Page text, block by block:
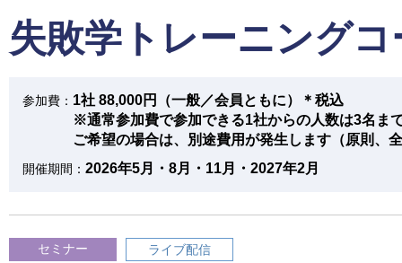
失敗学トレーニングコ
参加費： 1社 88,000円（一般／会員ともに）＊税込
※通常参加費で参加できる1社からの人数は3名ま
ご希望の場合は、別途費用が発生します（原則、
開催期間： 2026年5月・8月・11月・2027年2月
セミナー ライブ配信